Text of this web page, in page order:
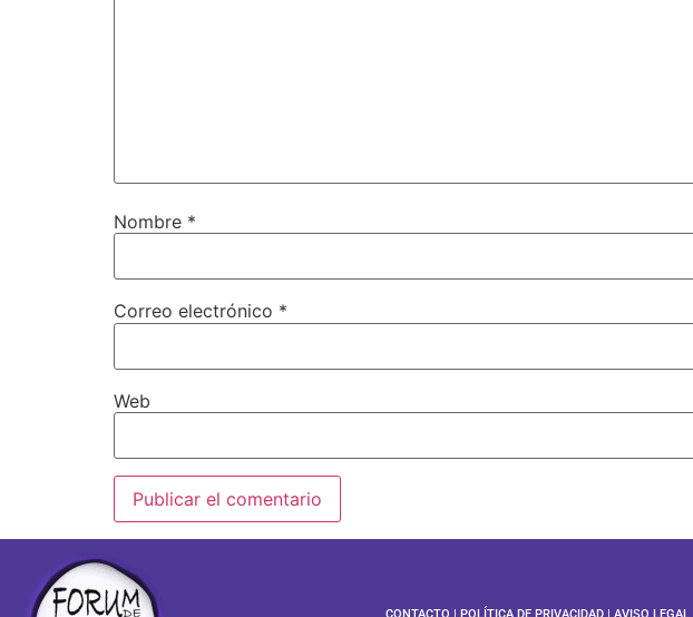
Nombre *
Correo electrónico *
Web
CONTACTO |POLÍTICA DE PRIVACIDAD |AVISO LEGAL